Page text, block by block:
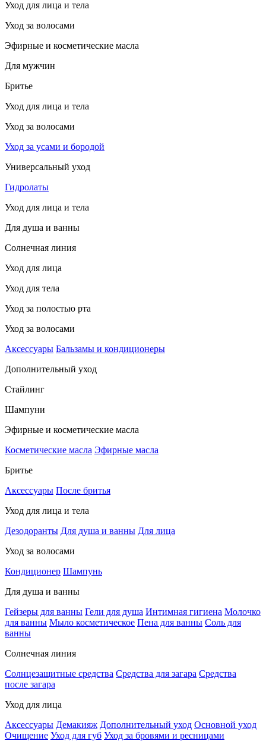
Уход для лица и тела
Уход за волосами
Эфирные и косметические масла
Для мужчин
Бритье
Уход для лица и тела
Уход за волосами
Уход за усами и бородой
Универсальный уход
Гидролаты
Уход для лица и тела
Для душа и ванны
Солнечная линия
Уход для лица
Уход для тела
Уход за полостью рта
Уход за волосами
Аксессуары Бальзамы и кондиционеры
Дополнительный уход
Стайлинг
Шампуни
Эфирные и косметические масла
Косметические масла Эфирные масла
Бритье
Аксессуары После бритья
Уход для лица и тела
Дезодоранты Для душа и ванны Для лица
Уход за волосами
Кондиционер Шампунь
Для душа и ванны
Гейзеры для ванны Гели для душа Интимная гигиена Молочко
для ванны Мыло косметическое Пена для ванны Соль для
ванны
Солнечная линия
Солнцезащитные средства Средства для загара Средства
после загара
Уход для лица
Аксессуары Демакияж Дополнительный уход Основной уход
Очищение Уход для губ Уход за бровями и ресницами